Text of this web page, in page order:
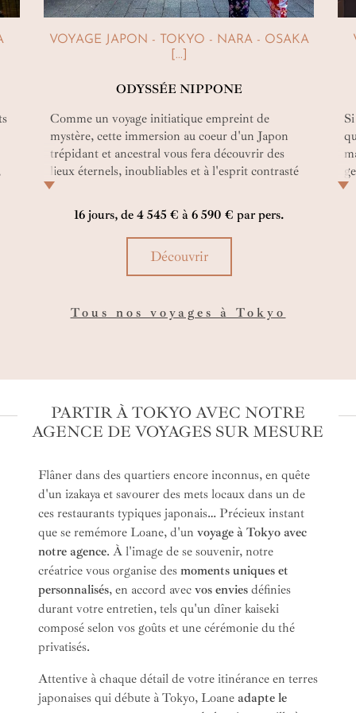
VOYAGE JAPON - TOKYO - NARA - OSAKA
[...]
ODYSSÉE NIPPONE
Comme un voyage initiatique empreint de
mystère, cette immersion au coeur d'un Japon
trépidant et ancestral vous fera découvrir des
lieux éternels, inoubliables et à l'esprit contrasté
entre discipline légendaire et liberté
transcendante. Après l'effervescence des cités
urbaines grandioses, peut-être apercevrez-vous la
silhouette furtive d'une geisha flânant entre les
bambous des fôrets verdoyantes qui habillent les
montagnes alentours... Nul doute que vous serez
16 jours, de 4 545 € à 6 590 € par pers.
Découvrir
Tous nos voyages à Tokyo
PARTIR À TOKYO AVEC NOTRE
AGENCE DE VOYAGES SUR MESURE
Flâner dans des quartiers encore inconnus, en quête
d'un izakaya et savourer des mets locaux dans un de
ces restaurants typiques japonais… Précieux instant
que se remémore Loane, d'un voyage à Tokyo avec
notre agence. À l'image de se souvenir, notre
créatrice vous organise des moments uniques et
personnalisés, en accord avec vos envies définies
durant votre entretien, tels qu'un dîner kaiseki
composé selon vos goûts et une cérémonie du thé
privatisés.
Attentive à chaque détail de votre itinérance en terres
japonaises qui débute à Tokyo, Loane adapte le